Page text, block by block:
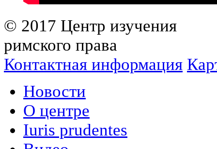
© 2017 Центр изучения
римского права
Контактная информация
Новости
О центре
Iuris prudentes